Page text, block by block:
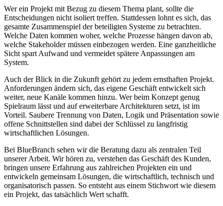
Wer ein Projekt mit Bezug zu diesem Thema plant, sollte die
Entscheidungen nicht isoliert treffen. Stattdessen lohnt es sich, das
gesamte Zusammenspiel der beteiligten Systeme zu betrachten.
Welche Daten kommen woher, welche Prozesse hängen davon ab,
welche Stakeholder müssen einbezogen werden. Eine ganzheitliche
Sicht spart Aufwand und vermeidet spätere Anpassungen am
System.
Auch der Blick in die Zukunft gehört zu jedem ernsthaften Projekt.
Anforderungen ändern sich, das eigene Geschäft entwickelt sich
weiter, neue Kanäle kommen hinzu. Wer beim Konzept genug
Spielraum lässt und auf erweiterbare Architekturen setzt, ist im
Vorteil. Saubere Trennung von Daten, Logik und Präsentation sowie
offene Schnittstellen sind dabei der Schlüssel zu langfristig
wirtschaftlichen Lösungen.
Bei BlueBranch sehen wir die Beratung dazu als zentralen Teil
unserer Arbeit. Wir hören zu, verstehen das Geschäft des Kunden,
bringen unsere Erfahrung aus zahlreichen Projekten ein und
entwickeln gemeinsam Lösungen, die wirtschaftlich, technisch und
organisatorisch passen. So entsteht aus einem Stichwort wie diesem
ein Projekt, das tatsächlich Wert schafft.